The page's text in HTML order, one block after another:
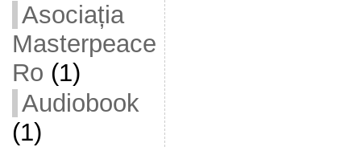
Asociația
Masterpeace
Ro (1)
Audiobook
(1)